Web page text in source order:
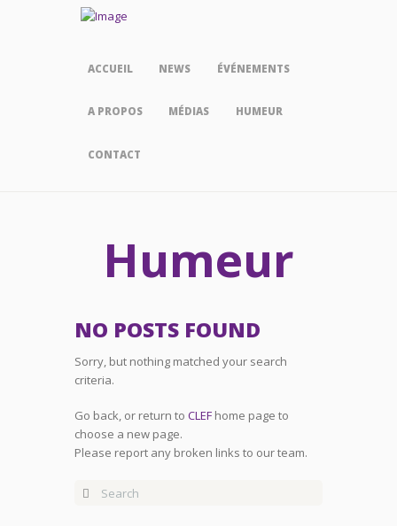
ACCUEIL NEWS ÉVÉNEMENTS
A PROPOS MÉDIAS HUMEUR
CONTACT
Humeur
NO POSTS FOUND
Sorry, but nothing matched your search
criteria.
Go back, or return to CLEF home page to
choose a new page.
Please report any broken links to our team.